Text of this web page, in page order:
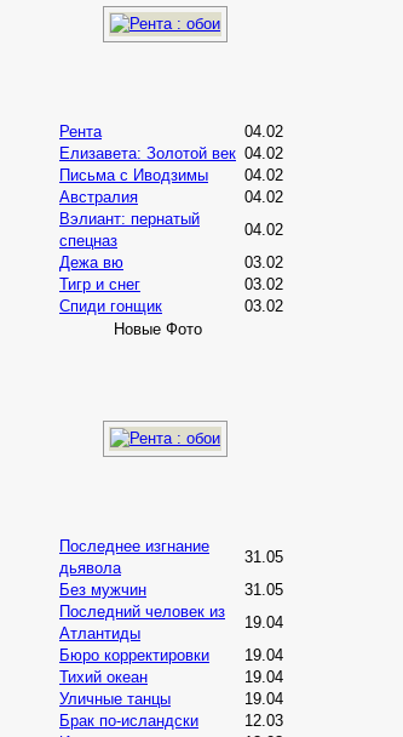
Рента
04.02
Елизавета: Золотой век 04.02
Письма с Иводзимы
04.02
Австралия
04.02
Вэлиант: пернатый
спецназ
04.02
Дежа вю
03.02
Тигр и снег
03.02
Спиди гонщик
03.02
Новые Фото
Последнее изгнание
дьявола
31.05
Без мужчин
31.05
Последний человек из
Атлантиды
19.04
Бюро корректировки
19.04
Тихий океан
19.04
Уличные танцы
19.04
Брак по-исландски
12.03